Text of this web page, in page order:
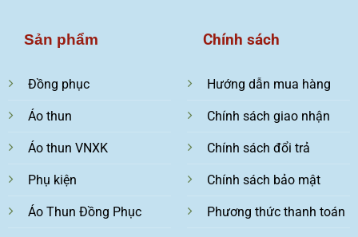
Sản phẩm
Đồng phục
Áo thun
Áo thun VNXK
Phụ kiện
Áo Thun Đồng Phục
Chính sách
Hướng dẫn mua hàng
Chính sách giao nhận
Chính sách đổi trả
Chính sách bảo mật
Phương thức thanh toán